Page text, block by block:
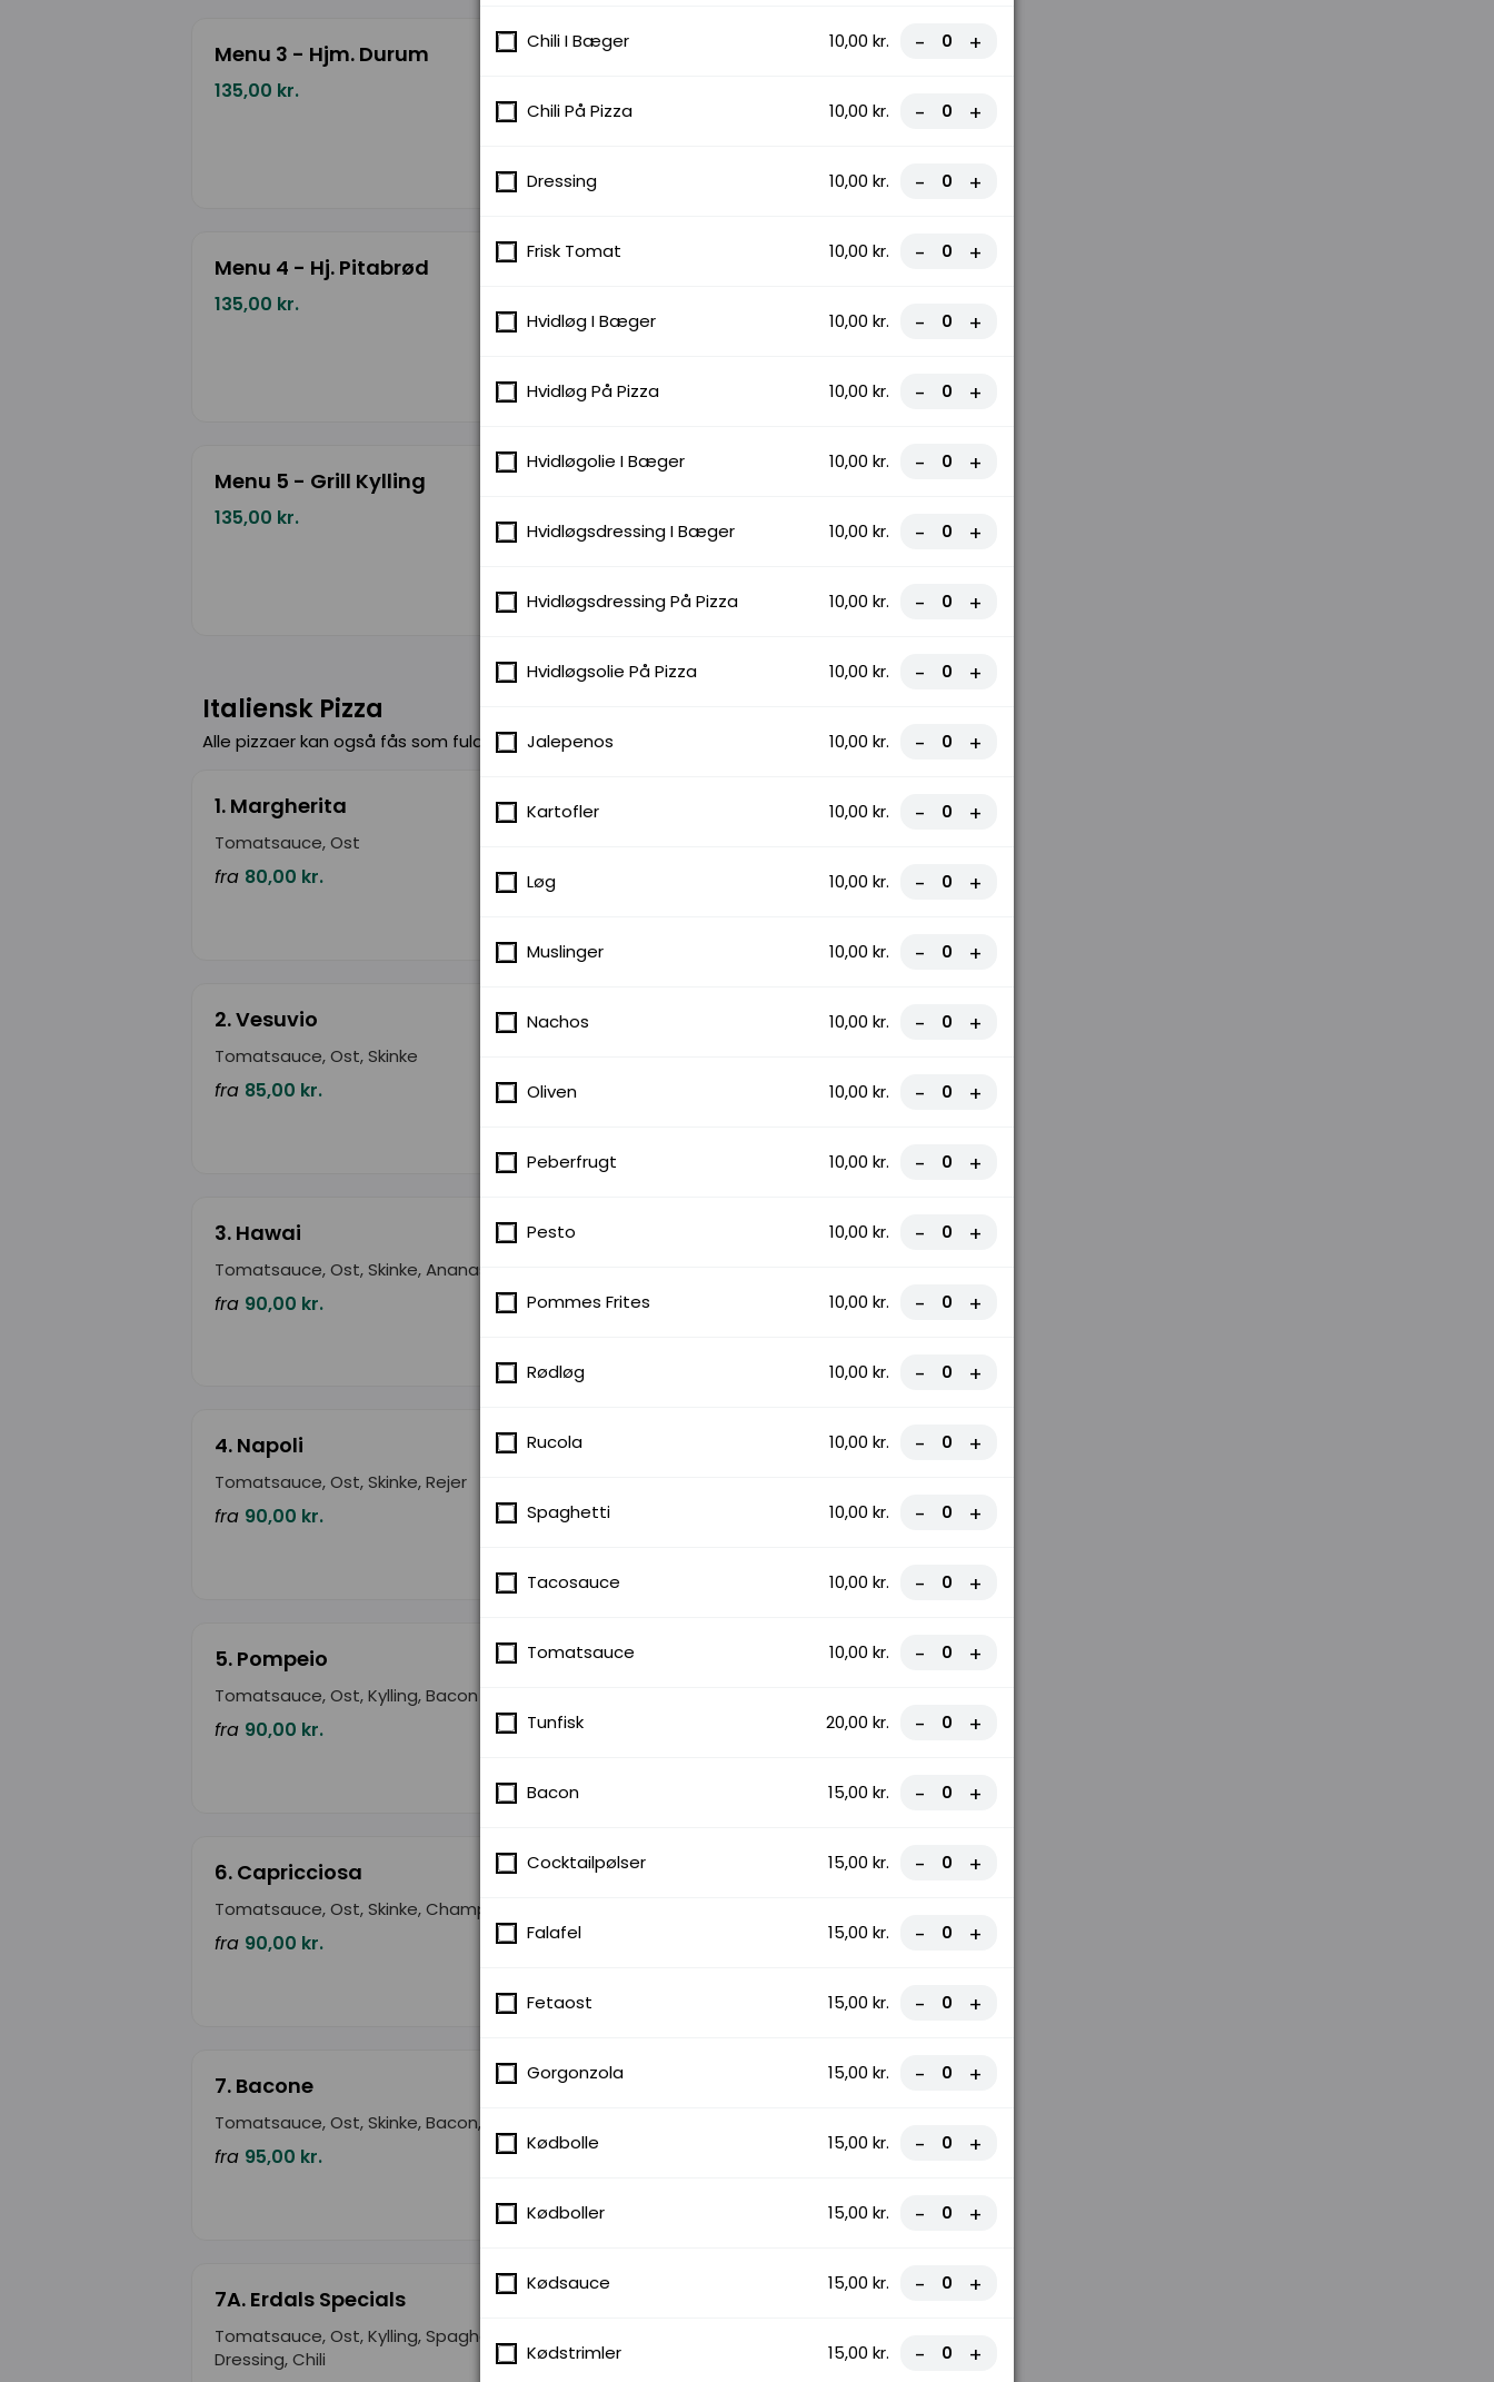
Menu 3 - Hjm. Durum
135,00 kr.
Menu 4 - Hj. Pitabrød
135,00 kr.
Menu 5 - Grill Kylling
135,00 kr.
Italiensk Pizza
Alle pizzaer kan også fås som fuldkorn og glutenfri.
1. Margherita
Tomatsauce, Ost
fra 80,00 kr.
2. Vesuvio
Tomatsauce, Ost, Skinke
fra 85,00 kr.
3. Hawai
Tomatsauce, Ost, Skinke, Ananas
fra 90,00 kr.
4. Napoli
Tomatsauce, Ost, Skinke, Rejer
fra 90,00 kr.
5. Pompeio
Tomatsauce, Ost, Kylling, Bacon
fra 90,00 kr.
6. Capricciosa
Tomatsauce, Ost, Skinke, Champignon
fra 90,00 kr.
7. Bacone
Tomatsauce, Ost, Skinke, Bacon, Gorgonzola
fra 95,00 kr.
7A. Erdals Specials
Tomatsauce, Ost, Kylling, Spaghetti, Løg,
Dressing, Chili
Chili I Bæger 10,00 kr. - +
Chili På Pizza 10,00 kr. - +
Dressing 10,00 kr. - +
Frisk Tomat 10,00 kr. - +
Hvidløg I Bæger 10,00 kr. - +
Hvidløg På Pizza 10,00 kr. - +
Hvidløgolie I Bæger 10,00 kr. - +
Hvidløgsdressing I Bæger 10,00 kr. - +
Hvidløgsdressing På Pizza 10,00 kr. - +
Hvidløgsolie På Pizza 10,00 kr. - +
Jalepenos 10,00 kr. - +
Kartofler 10,00 kr. - +
Løg 10,00 kr. - +
Muslinger 10,00 kr. - +
Nachos 10,00 kr. - +
Oliven 10,00 kr. - +
Peberfrugt 10,00 kr. - +
Pesto 10,00 kr. - +
Pommes Frites 10,00 kr. - +
Rødløg 10,00 kr. - +
Rucola 10,00 kr. - +
Spaghetti 10,00 kr. - +
Tacosauce 10,00 kr. - +
Tomatsauce 10,00 kr. - +
Tunfisk 20,00 kr. - +
Bacon 15,00 kr. - +
Cocktailpølser 15,00 kr. - +
Falafel 15,00 kr. - +
Fetaost 15,00 kr. - +
Gorgonzola 15,00 kr. - +
Kødbolle 15,00 kr. - +
Kødboller 15,00 kr. - +
Kødsauce 15,00 kr. - +
Kødstrimler 15,00 kr. - +